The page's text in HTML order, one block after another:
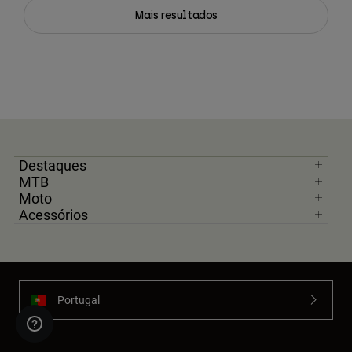
Mais resultados
Destaques
MTB
Moto
Acessórios
Portugal